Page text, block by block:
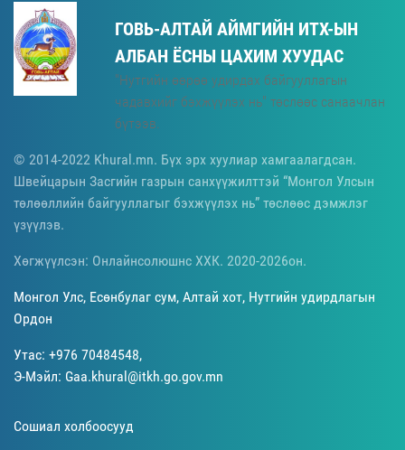
ГОВЬ-АЛТАЙ АЙМГИЙН ИТХ-ЫН
АЛБАН ЁСНЫ ЦАХИМ ХУУДАС
"Нутгийн өөрөө удирдах байгууллагын
чадавхийг бэхжүүлэх нь" төслөөс санаачлан
бүтээв.
© 2014-2022 Khural.mn. Бүх эрх хуулиар хамгаалагдсан.
Швейцарын Засгийн газрын санхүүжилттэй “Монгол Улсын
төлөөллийн байгууллагыг бэхжүүлэх нь” төслөөс дэмжлэг
үзүүлэв.
Хөгжүүлсэн: Онлайнсолюшнс ХХК. 2020-2026он.
Монгол Улс, Есөнбулаг сум, Алтай хот, Нутгийн удирдлагын
Ордон
Утас: +976 70484548,
Э-Мэйл: Gaa.khural@itkh.go.gov.mn
Сошиал холбоосууд